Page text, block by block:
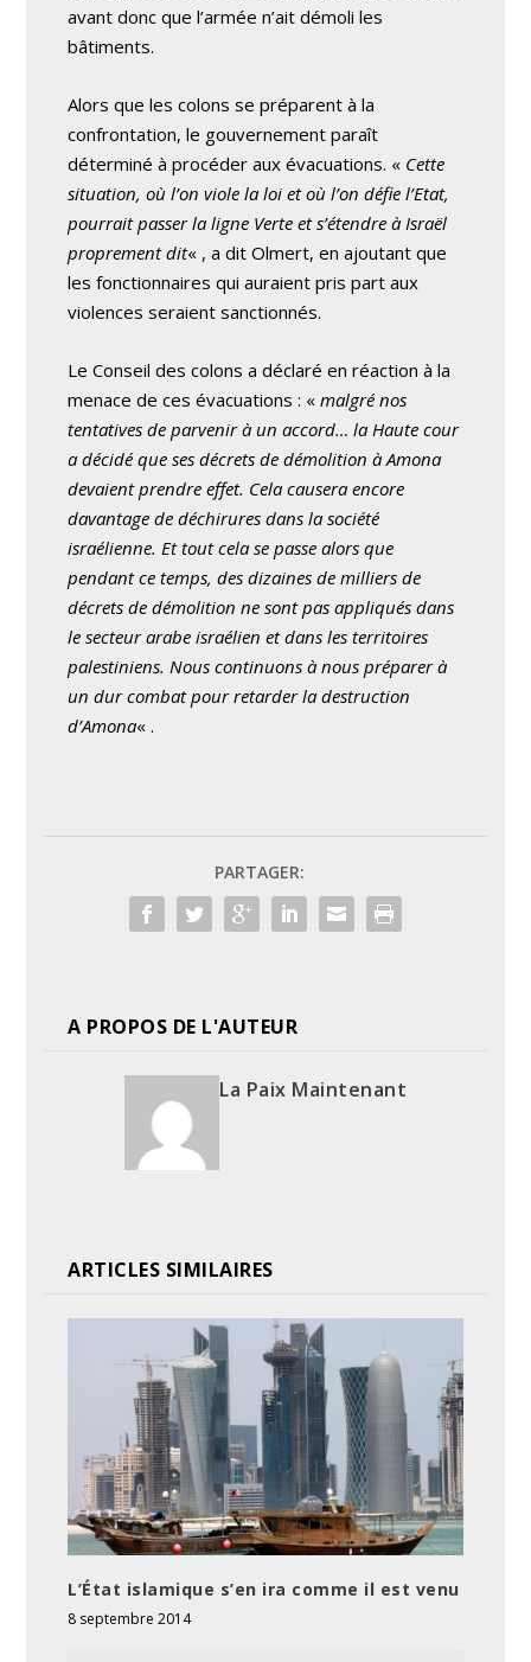
avant donc que l’armée n’ait démoli les
bâtiments.
Alors que les colons se préparent à la
confrontation, le gouvernement paraît
déterminé à procéder aux évacuations. « Cette
situation, où l’on viole la loi et où l’on défie l’Etat,
pourrait passer la ligne Verte et s’étendre à Israël
proprement dit« , a dit Olmert, en ajoutant que
les fonctionnaires qui auraient pris part aux
violences seraient sanctionnés.
Le Conseil des colons a déclaré en réaction à la
menace de ces évacuations : «malgré nos
tentatives de parvenir à un accord… la Haute cour
a décidé que ses décrets de démolition à Amona
devaient prendre effet. Cela causera encore
davantage de déchirures dans la société
israélienne. Et tout cela se passe alors que
pendant ce temps, des dizaines de milliers de
décrets de démolition ne sont pas appliqués dans
le secteur arabe israélien et dans les territoires
palestiniens. Nous continuons à nous préparer à
un dur combat pour retarder la destruction
d’Amona« .
PARTAGER:
A PROPOS DE L'AUTEUR
La Paix Maintenant
ARTICLES SIMILAIRES
L’État islamique s’en ira comme il est venu
8 septembre 2014